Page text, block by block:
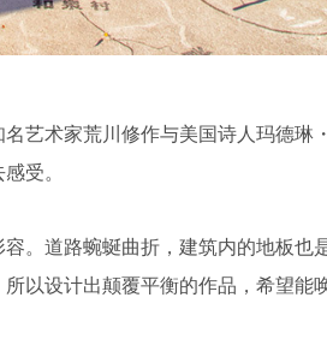
艺术家荒川修作与美国诗人玛德
受。
。道路蜿蜒曲折，建筑内的地板也
以设计出颠覆平衡的作品，希望能